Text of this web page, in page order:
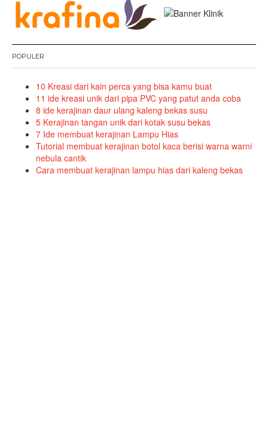
POPULER
10 Kreasi dari kain perca yang bisa kamu buat
11 ide kreasi unik dari pipa PVC yang patut anda coba
8 ide kerajinan daur ulang kaleng bekas susu
5 Kerajinan tangan unik dari kotak susu bekas
7 Ide membuat kerajinan Lampu Hias
Tutorial membuat kerajinan botol kaca berisi warna warni
nebula cantik
Cara membuat kerajinan lampu hias dari kaleng bekas